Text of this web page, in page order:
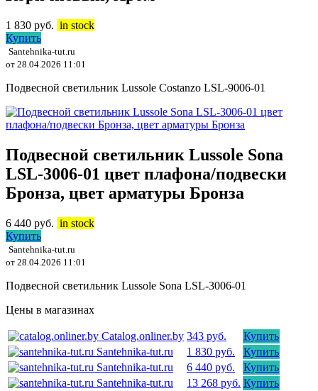
1 830 руб. in stock
Купить
Santehnika-tut.ru
от 28.04.2026 11:01
Подвесной светильник Lussole Costanzo LSL-9006-01
Подвесной светильник Lussole Sona
LSL-3006-01 цвет плафона/подвески
Бронза, цвет арматуры Бронза
6 440 руб. in stock
Купить
Santehnika-tut.ru
от 28.04.2026 11:01
Подвесной светильник Lussole Sona LSL-3006-01
Цены в магазинах
Catalog.onliner.by 343 руб.
Купить
Santehnika-tut.ru
1 830 руб.
Купить
Santehnika-tut.ru
6 440 руб.
Купить
Santehnika-tut.ru
13 268 руб. Купить